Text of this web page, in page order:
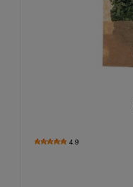
4.9